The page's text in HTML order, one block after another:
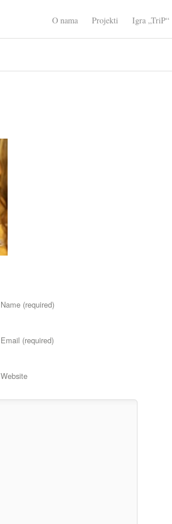
O nama Projekti Igra „TriP“
Name (required)
Email (required)
Website